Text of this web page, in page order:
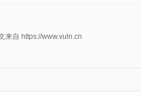
来自 https://www.vuln.cn